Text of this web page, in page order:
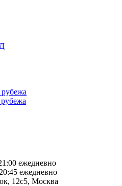
ежедневно
ежедневно
12с5, Москва